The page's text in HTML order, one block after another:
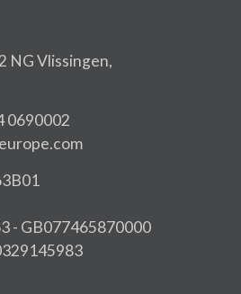
NG Vlissingen,
0690002
- GB077465870000